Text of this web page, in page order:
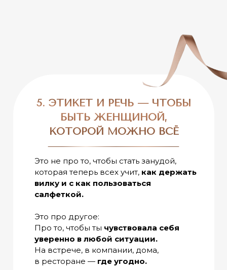
Это не про то, чтобы стать занудой,
которая теперь всех учит, как держать
вилку и с как пользоваться
салфеткой.
Это про другое:
Про то, чтобы ты чувствовала себя
уверенно в любой ситуации.
На встрече, в компании, дома,
в ресторане — где угодно.
5. ЭТИКЕТ И РЕЧЬ — ЧТОБЫ
БЫТЬ ЖЕНЩИНОЙ,
КОТОРОЙ МОЖНО ВСЁ